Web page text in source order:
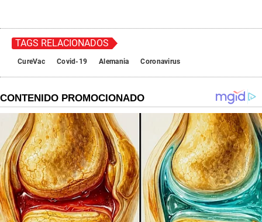
TAGS RELACIONADOS
CureVac Covid-19 Alemania Coronavirus